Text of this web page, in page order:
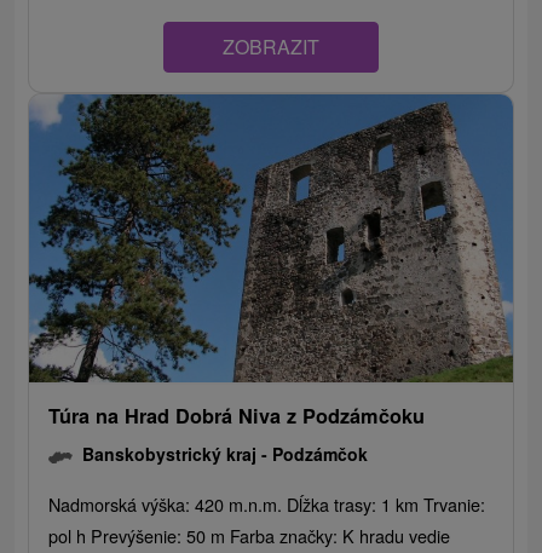
ZOBRAZIT
Túra na Hrad Dobrá Niva z Podzámčoku
Banskobystrický kraj - Podzámčok
Nadmorská výška: 420 m.n.m. Dĺžka trasy: 1 km Trvanie:
pol h Prevýšenie: 50 m Farba značky: K hradu vedie